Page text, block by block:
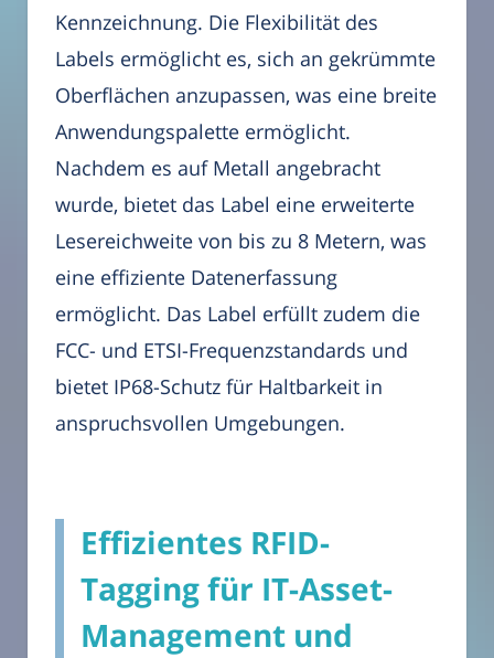
Kennzeichnung. Die Flexibilität des
Labels ermöglicht es, sich an gekrümmte
Oberflächen anzupassen, was eine breite
Anwendungspalette ermöglicht.
Nachdem es auf Metall angebracht
wurde, bietet das Label eine erweiterte
Lesereichweite von bis zu 8 Metern, was
eine effiziente Datenerfassung
ermöglicht. Das Label erfüllt zudem die
FCC- und ETSI-Frequenzstandards und
bietet IP68-Schutz für Haltbarkeit in
anspruchsvollen Umgebungen.
Effizientes RFID-
Tagging für IT-Asset-
Management und